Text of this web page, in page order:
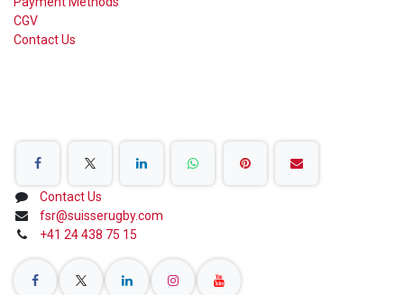
CGV
Contact Us
Contact Us
fsr@suisserugby.com
+41 24 438 75 15